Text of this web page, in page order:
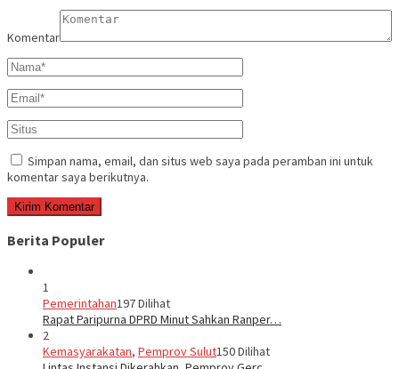
Komentar
Simpan nama, email, dan situs web saya pada peramban ini untuk
komentar saya berikutnya.
Berita Populer
1
Pemerintahan197 Dilihat
Rapat Paripurna DPRD Minut Sahkan Ranper…
2
Kemasyarakatan, Pemprov Sulut150 Dilihat